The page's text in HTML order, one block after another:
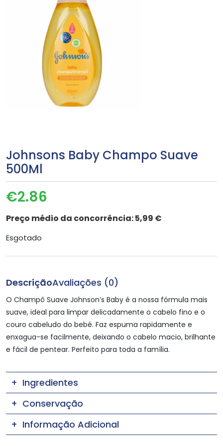
Johnsons Baby Champo Suave
500Ml
€2.86
Preço médio da concorrência:5,99 €
Esgotado
DescriçãoAvaliações (0)
O Champô Suave Johnson’s Baby é a nossa fórmula mais
suave, ideal para limpar delicadamente o cabelo fino e o
couro cabeludo do bebé. Faz espuma rapidamente e
enxagua-se facilmente, deixando o cabelo macio, brilhante
e fácil de pentear. Perfeito para toda a família.
Ingredientes
Conservação
Informação Adicional